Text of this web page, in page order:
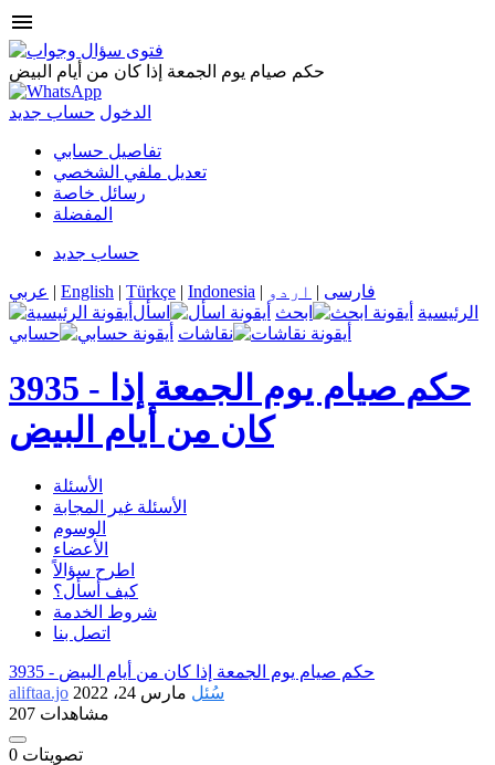
menu
حكم صيام يوم الجمعة إذا كان من أيام البيض
الدخول حساب جديد
تفاصيل حسابي
تعديل ملفي الشخصي
رسائل خاصة
المفضلة
حساب جديد
عربي | English | Türkçe | Indonesia | فارسی | اردو
الرئيسية
ابحث
اسأل
نقاشات
حسابي
3935 - حكم صيام يوم الجمعة إذا
كان من أيام البيض
الأسئلة
الأسئلة غير المجابة
الوسوم
الأعضاء
اطرح سؤالاً
كيف أسأل؟
شروط الخدمة
اتصل بنا
3935 - حكم صيام يوم الجمعة إذا كان من أيام البيض
aliftaa.jo
سُئل مارس 24، 2022
207 مشاهدات
0 تصويتات